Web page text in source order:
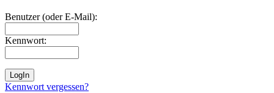
Benutzer (oder E-Mail):
Kennwort:
Kennwort vergessen?